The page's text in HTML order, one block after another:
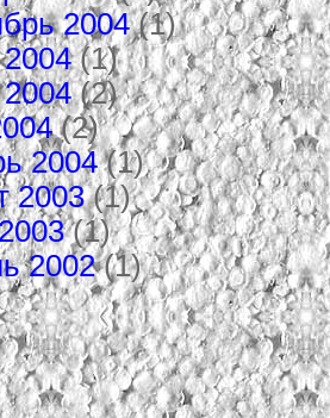
2004(1)
(1)
(2)
(2)
2004(1)
2003(1)
(1)
2002(1)